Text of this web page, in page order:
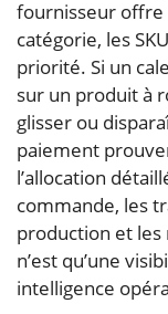
fournisseur offre
catégorie, les
priorité. Si un
sur un produit à
glisser ou
paiement
l’allocation
commande, les
production et les
n’est qu’une
intelligence